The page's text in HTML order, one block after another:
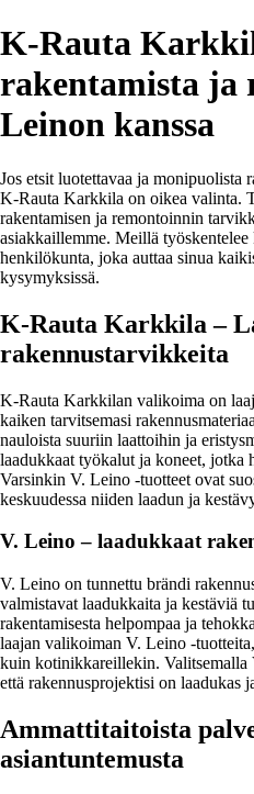
K-Rauta
rakentamista ja
Leinon kanssa
Jos etsit luotettavaa ja
K-Rauta Karkkila on oikea valinta.
rakentamisen ja remontoinnin
asiakkaillemme. Meillä
henkilökunta, joka auttaa sinua
kysymyksissä.
K-Rauta Karkkila –
rakennustarvikkeita
K-Rauta Karkkilan valikoima on
kaiken tarvitsemasi
nauloista suuriin laattoihin ja
laadukkaat työkalut ja koneet, jotka
Varsinkin V. Leino -tuotteet ovat
keskuudessa niiden laadun ja
V. Leino – laadukkaat
V. Leino on tunnettu brändi
valmistavat laadukkaita ja kestäviä
rakentamisesta helpompaa ja
laajan valikoiman V. Leino -
kuin kotinikkareillekin.
että rakennusprojektisi on laadukas
Ammattitaitoista
asiantuntemusta